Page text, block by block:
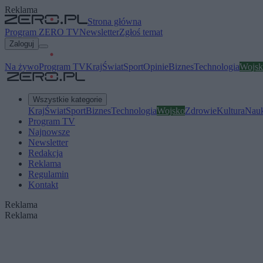
Reklama
Strona główna
Program ZERO TVNewsletterZgłoś temat
Zaloguj
Na żywoProgram TVKrajŚwiatSportOpinieBiznesTechnologia
Wszystkie kategorie
KrajŚwiatSportBiznesTechnologiaWojskoZdrowieKultura
Program TV
Najnowsze
Newsletter
Redakcja
Reklama
Regulamin
Kontakt
Reklama
Reklama